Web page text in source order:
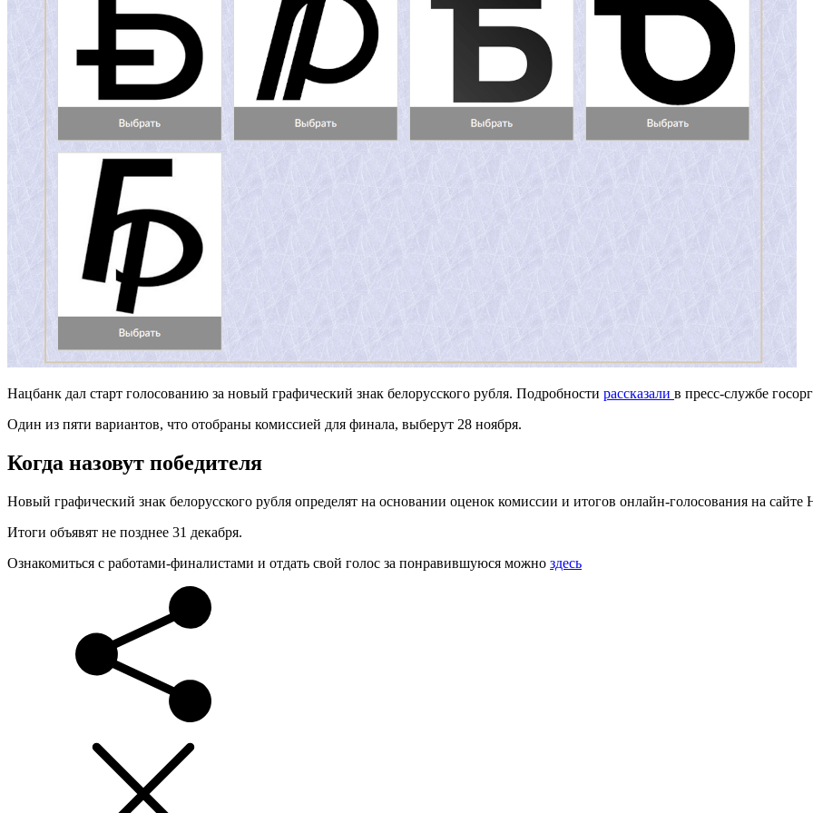
Нацбанк дал старт голосованию за новый графический знак белорусского рубля. Подробности рассказали в пресс-службе
Один из пяти вариантов, что отобраны комиссией для финала, выберут 28 ноября.
Когда назовут победителя
Новый графический знак белорусского рубля определят на основании оценок комиссии и итогов онлайн-голосования на сайте
Итоги объявят не позднее 31 декабря.
Ознакомиться с работами-финалистами и отдать свой голос за понравившуюся можно здесь